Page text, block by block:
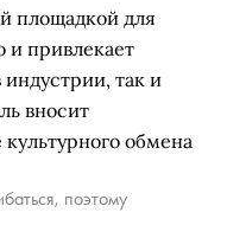
площадкой для
и привлекает
так и
вносит
культурного обмена
поэтому